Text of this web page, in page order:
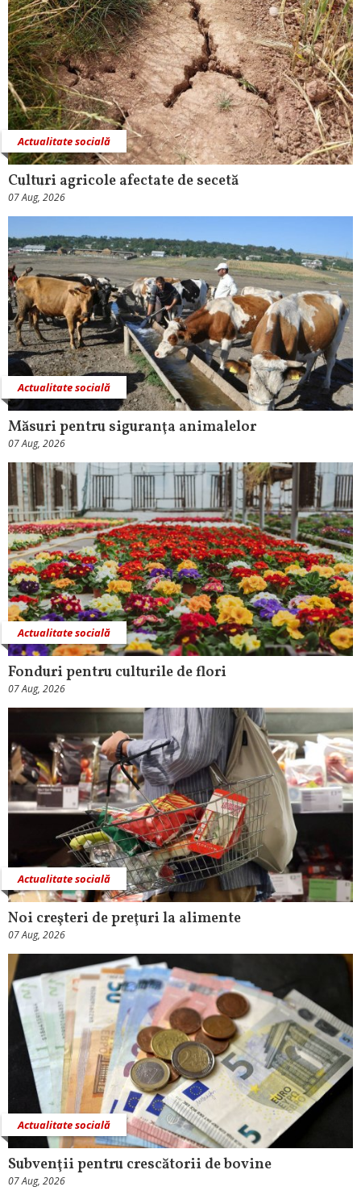
Actualitate socială
Culturi agricole afectate de secetă
07 Aug, 2026
Actualitate socială
Măsuri pentru siguranţa animalelor
07 Aug, 2026
Actualitate socială
Fonduri pentru culturile de flori
07 Aug, 2026
Actualitate socială
Noi creşteri de preţuri la alimente
07 Aug, 2026
Actualitate socială
Subvenţii pentru crescătorii de bovine
07 Aug, 2026